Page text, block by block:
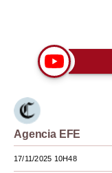
Lujo
Viajes
Moda
Estilos
Mundo
Agencia EFE
17/11/2025 10H48